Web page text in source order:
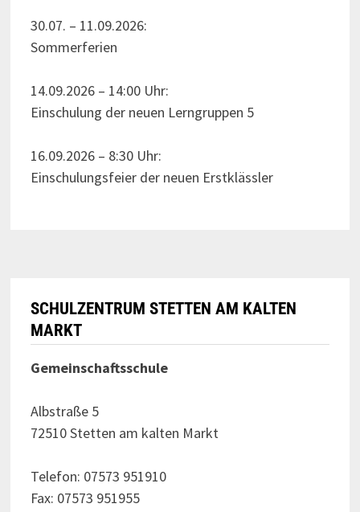
30.07. – 11.09.2026:
Sommerferien
14.09.2026 – 14:00 Uhr:
Einschulung der neuen Lerngruppen 5
16.09.2026 – 8:30 Uhr:
Einschulungsfeier der neuen Erstklässler
SCHULZENTRUM STETTEN AM KALTEN
MARKT
Gemeinschaftsschule
Albstraße 5
72510 Stetten am kalten Markt
Telefon: 07573 951910
Fax: 07573 951955